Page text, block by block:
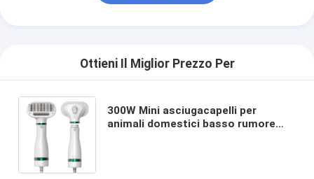
Ottieni Il Miglior Prezzo Per
300W Mini asciugacapelli per
animali domestici basso rumore